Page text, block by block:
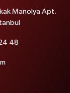
Manolya Apt.
48